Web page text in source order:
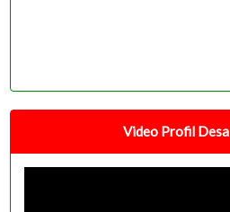
Video Profil Desa